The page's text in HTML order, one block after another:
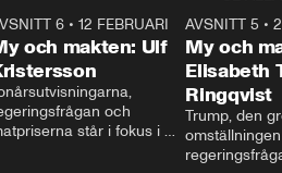
27:30
6 •12 FEBRUARI
och makten: Ulf
och
står i fokus i
AVSNITT 5 •
My och
Elisabeth
Ringqvist
Trump, den